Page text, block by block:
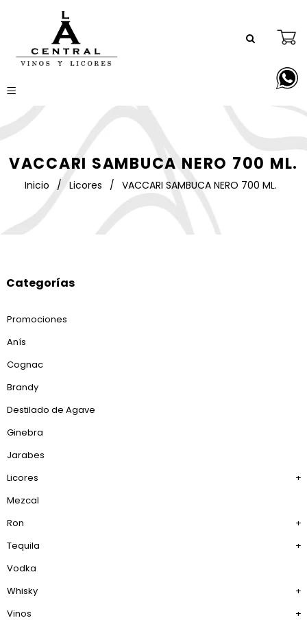
VACCARI SAMBUCA NERO 700 ML.
Inicio / Licores / VACCARI SAMBUCA NERO 700 ML.
Categorías
Promociones
Anís
Cognac
Brandy
Destilado de Agave
Ginebra
Jarabes
Licores
+
Mezcal
Ron
+
Tequila
+
Vodka
Whisky
+
Vinos
+